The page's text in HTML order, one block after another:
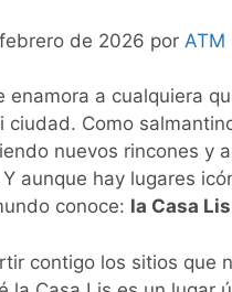
de 2026 por ATM
enamora a cualquiera
Como
nuevos rincones y
aunque hay lugares
conoce: la Casa Lis
contigo los sitios que